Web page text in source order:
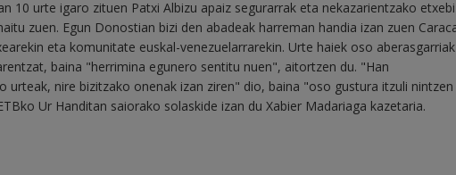
10 urte igaro zituen Patxi Albizu apaiz segurarrak eta nekazarientzako
zuen. Egun Donostian bizi den abadeak harreman handia izan zuen
eta komunitate euskal-venezuelarrarekin. Urte haiek oso
baina "herrimina egunero sentitu nuen", aitortzen du. "Han
urteak, nire bizitzako onenak izan ziren" dio, baina "oso gustura itzuli nintzen
Ur Handitan saiorako solaskide izan du Xabier Madariaga kazetaria.